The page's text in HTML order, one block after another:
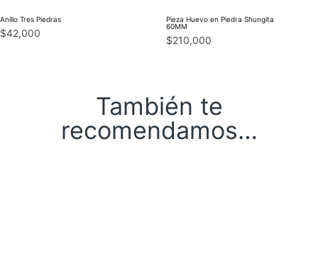
Anillo Tres Piedras
$42,000
Pieza Huevo en Piedra Shungita
60MM
$210,000
También te
recomendamos…